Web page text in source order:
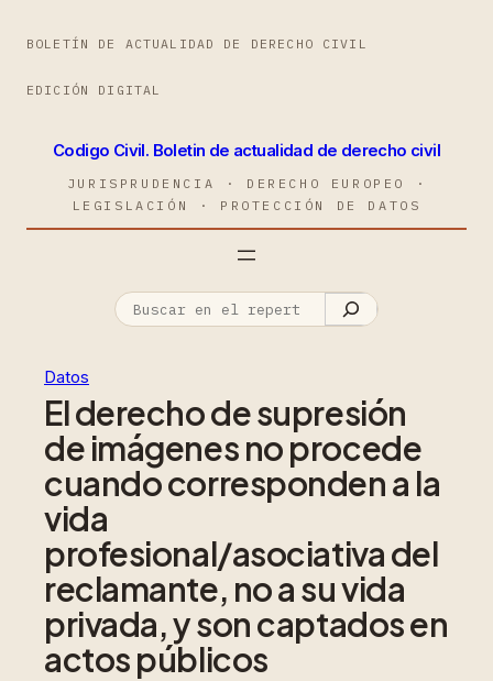
BOLETÍN DE ACTUALIDAD DE DERECHO CIVIL
EDICIÓN DIGITAL
Codigo Civil. Boletin de actualidad de derecho civil
JURISPRUDENCIA · DERECHO EUROPEO ·
LEGISLACIÓN · PROTECCIÓN DE DATOS
Datos
El derecho de supresión
de imágenes no procede
cuando corresponden a la
vida
profesional/asociativa del
reclamante, no a su vida
privada, y son captados en
actos públicos